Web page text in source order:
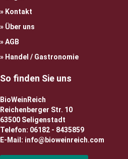
Kontakt
Über uns
AGB
Handel / Gastronomie
So finden Sie uns
BioWeinReich
Reichenberger Str. 10
63500 Seligenstadt
Telefon: 06182 - 8435859
E-Mail: info@bioweinreich.com